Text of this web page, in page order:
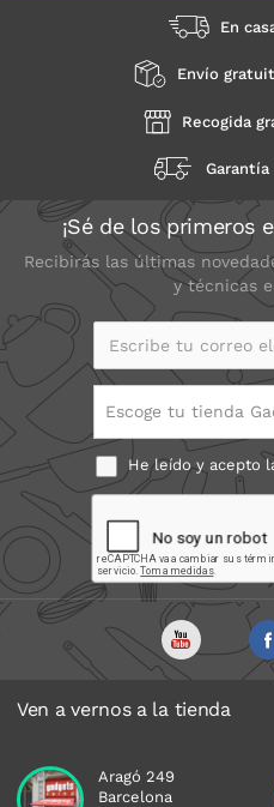
En
Envío
Recogida
¡Sé de los primeros
Recibirás las últimas
y técnicas
Escribe tu
Escoge tu tienda
He leído y acepto
Ven a vernos a la tienda
Aragó 249
Barcelona